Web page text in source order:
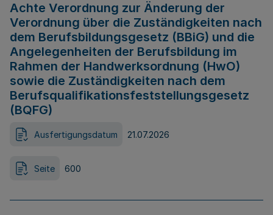
Achte Verordnung zur Änderung der
Verordnung über die Zuständigkeiten nach
dem Berufsbildungsgesetz (BBiG) und die
Angelegenheiten der Berufsbildung im
Rahmen der Handwerksordnung (HwO)
sowie die Zuständigkeiten nach dem
Berufsqualifikationsfeststellungsgesetz
(BQFG)
Ausfertigungsdatum 21.07.2026
Seite 600